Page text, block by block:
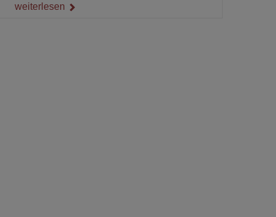
weiterlesen